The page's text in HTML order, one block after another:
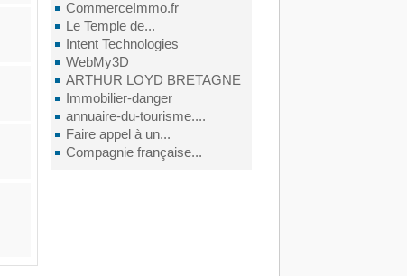
CommerceImmo.fr
Le Temple de...
Intent Technologies
WebMy3D
ARTHUR LOYD BRETAGNE
Immobilier-danger
annuaire-du-tourisme....
Faire appel à un...
Compagnie française...